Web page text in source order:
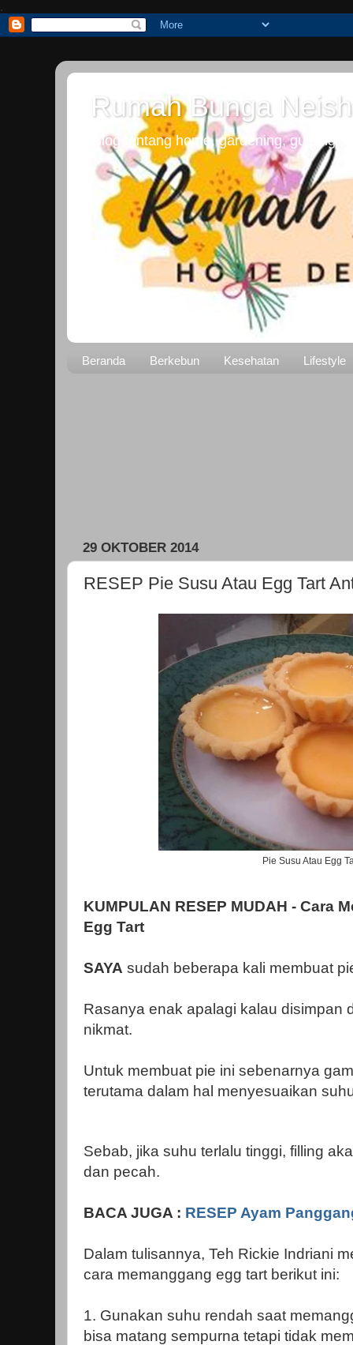
.
Rumah Bunga
Blog tentang home, gardening, guiding
Beranda Berkebun Kesehatan Lifestyle
29 OKTOBER 2014
RESEP Pie Susu Atau Egg Tart
Pie Susu Atau Egg
KUMPULAN RESEP MUDAH - Cara
Egg Tart
SAYA sudah beberapa kali membuat
Rasanya enak apalagi kalau disimpan
nikmat.
Untuk membuat pie ini sebenarnya
terutama dalam hal menyesuaikan
Sebab, jika suhu terlalu tinggi, filling
dan pecah.
BACA JUGA : RESEP Ayam
Dalam tulisannya, Teh Rickie Indriani
cara memanggang egg tart berikut ini:
1. Gunakan suhu rendah saat
bisa matang sempurna tetapi tidak